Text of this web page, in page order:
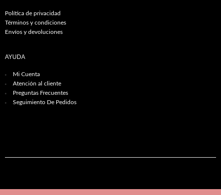
Política de privacidad
Términos y condiciones
Envíos y devoluciones
AYUDA
Mi Cuenta
Atención al cliente
Preguntas Frecuentes
Seguimiento De Pedidos